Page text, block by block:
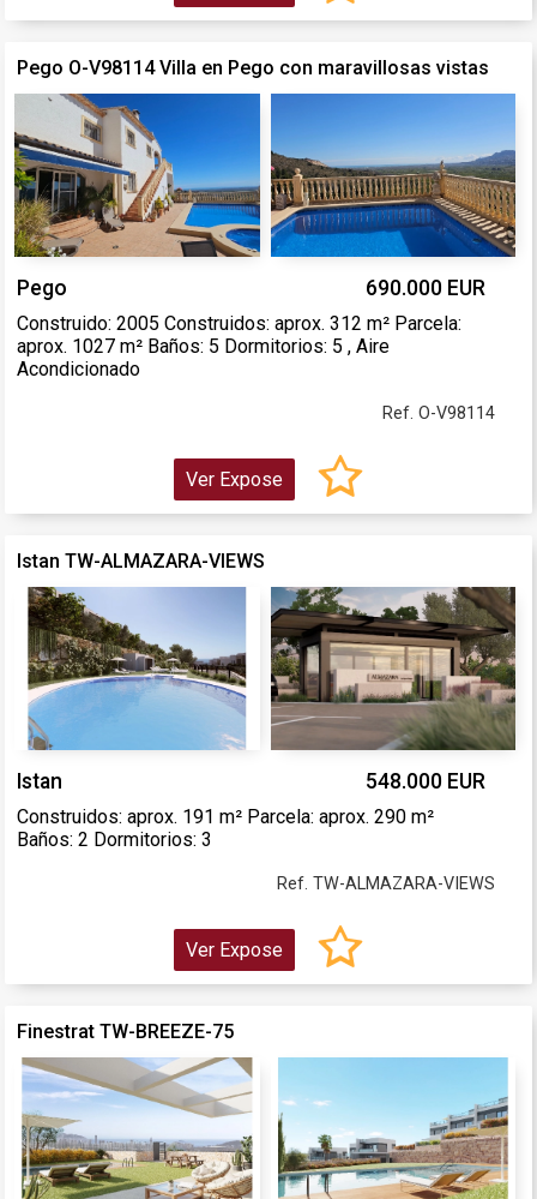
Pego O-V98114 Villa en Pego con maravillosas vistas
Pego 690.000 EUR
Construido: 2005 Construidos: aprox. 312 m² Parcela:
aprox. 1027 m² Baños: 5 Dormitorios: 5 , Aire
Acondicionado
Ref. O-V98114
Ver Expose
Istan TW-ALMAZARA-VIEWS
Istan 548.000 EUR
Construidos: aprox. 191 m² Parcela: aprox. 290 m²
Baños: 2 Dormitorios: 3
Ref. TW-ALMAZARA-VIEWS
Ver Expose
Finestrat TW-BREEZE-75